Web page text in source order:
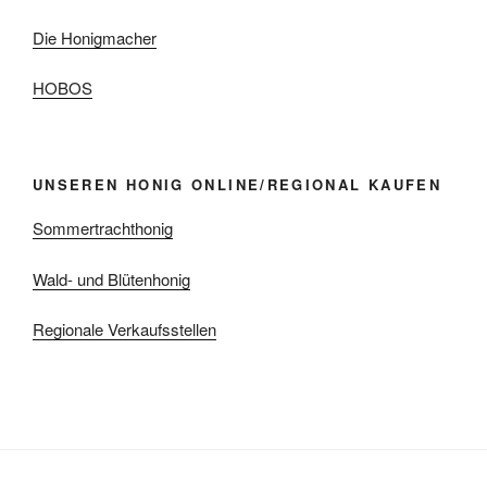
Die Honigmacher
HOBOS
UNSEREN HONIG ONLINE/REGIONAL KAUFEN
Sommertrachthonig
Wald- und Blütenhonig
Regionale Verkaufsstellen